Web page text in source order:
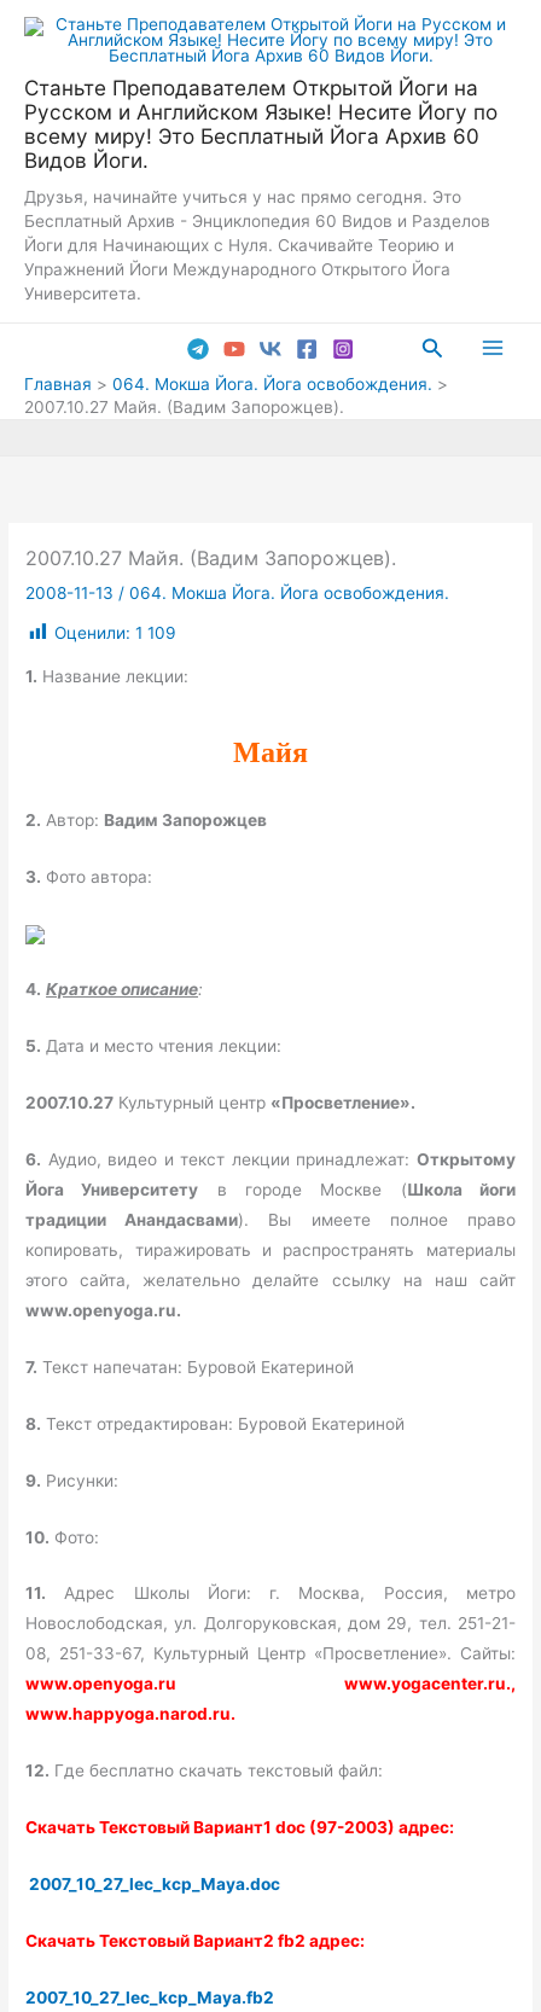
Перейти
Станьте Преподавателем Открытой Йоги на
Русском и Английском Языке! Несите Йогу по
всему миру! Это Бесплатный Йога Архив 60
Видов Йоги.
Друзья, начинайте учиться у нас прямо сегодня. Это
Бесплатный Архив - Энциклопедия 60 Видов и Разделов
Йоги для Начинающих с Нуля. Скачивайте Теорию и
Упражнений Йоги Международного Открытого Йога
Университета.
Поиск
Главная
064. Мокша Йога. Йога освобождения.
2007.10.27 Майя. (Вадим Запорожцев).
2007.10.27 Майя. (Вадим Запорожцев).
2008-11-13 /064. Мокша Йога. Йога освобождения.
Оценили: 1 109
1. Название лекции:
Майя
2. Автор: Вадим Запорожцев
3. Фото автора:
4. Краткое описание:
5. Дата и место чтения лекции:
2007.10.27 Культурный центр «Просветление».
6. Аудио, видео и текст лекции принадлежат: Открытому
Йога Университету в городе Москве (Школа йоги
традиции Анандасвами). Вы имеете полное право
копировать, тиражировать и распространять материалы
этого сайта, желательно делайте ссылку на наш сайт
www.openyoga.ru.
7. Текст напечатан: Буровой Екатериной
8. Текст отредактирован: Буровой Екатериной
9. Рисунки:
10. Фото:
11. Адрес Школы Йоги: г. Москва, Россия, метро
Новослободская, ул. Долгоруковская, дом 29, тел. 251-21-
08, 251-33-67, Культурный Центр «Просветление». Сайты:
www.openyoga.ru www.yogacenter.ru.,
www.happyoga.narod.ru.
12. Где бесплатно скачать текстовый файл:
Скачать Текстовый Вариант1 doc (97-2003) адрес:
2007_10_27_lec_kcp_Maya.doc
Скачать Текстовый Вариант2 fb2 адрес:
2007_10_27_lec_kcp_Maya.fb2